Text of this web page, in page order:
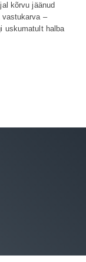
kõrvu jäänud
vastukarva –
uskumatult halba